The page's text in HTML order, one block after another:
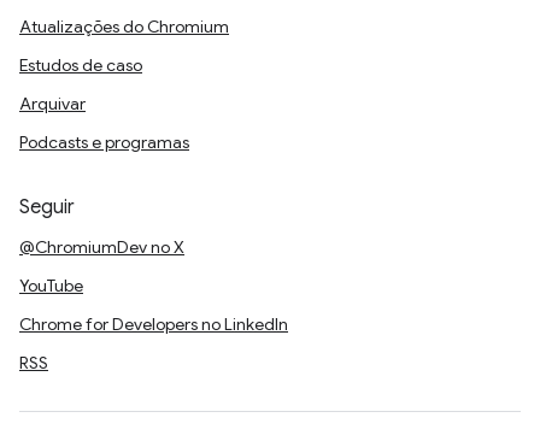
Atualizações do Chromium
Estudos de caso
Arquivar
Podcasts e programas
Seguir
@ChromiumDev no X
YouTube
Chrome for Developers no LinkedIn
RSS